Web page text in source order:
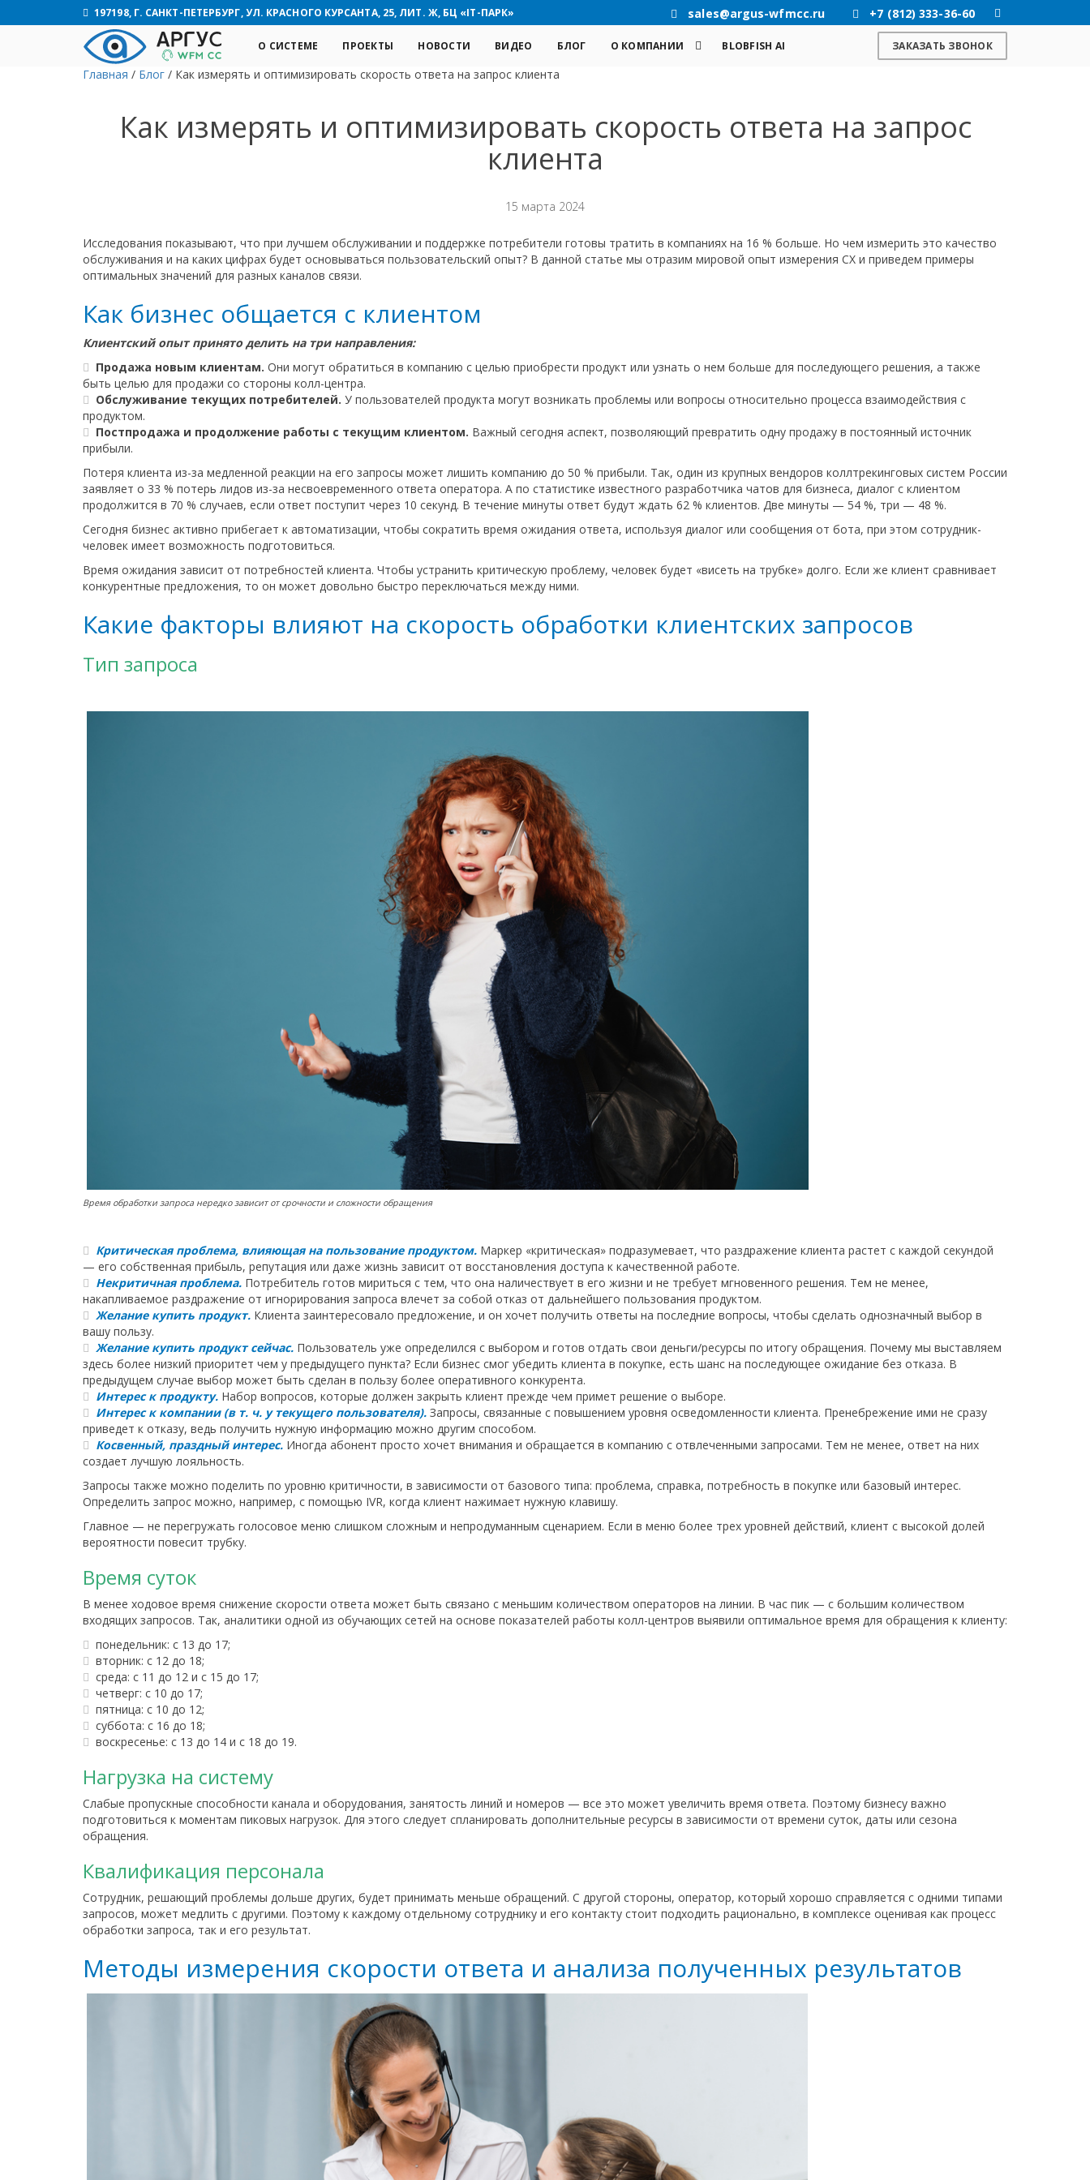
197198, Г. САНКТ-ПЕТЕРБУРГ, УЛ. КРАСНОГО КУРСАНТА, 25, ЛИТ. Ж, БЦ «IT-ПАРК» sales@argus-wfmcc.ru +7 (812) 333-36-60
О СИСТЕМЕ ПРОЕКТЫ НОВОСТИ ВИДЕО БЛОГ О КОМПАНИИ BLOBFISH AI ЗАКАЗАТЬ ЗВОНОК
Главная / Блог / Как измерять и оптимизировать скорость ответа на запрос клиента
Как измерять и оптимизировать скорость ответа на запрос
клиента
15 марта 2024
Исследования показывают, что при лучшем обслуживании и поддержке потребители готовы тратить в компаниях на 16 % больше. Но чем измерить это качество
обслуживания и на каких цифрах будет основываться пользовательский опыт? В данной статье мы отразим мировой опыт измерения CX и приведем примеры
оптимальных значений для разных каналов связи.
Как бизнес общается с клиентом
Клиентский опыт принято делить на три направления:
Продажа новым клиентам. Они могут обратиться в компанию с целью приобрести продукт или узнать о нем больше для последующего решения, а также
быть целью для продажи со стороны колл-центра.
Обслуживание текущих потребителей. У пользователей продукта могут возникать проблемы или вопросы относительно процесса взаимодействия с
продуктом.
Постпродажа и продолжение работы с текущим клиентом. Важный сегодня аспект, позволяющий превратить одну продажу в постоянный источник
прибыли.
Потеря клиента из-за медленной реакции на его запросы может лишить компанию до 50 % прибыли. Так, один из крупных вендоров коллтрекинговых систем России
заявляет о 33 % потерь лидов из-за несвоевременного ответа оператора. А по статистике известного разработчика чатов для бизнеса, диалог с клиентом
продолжится в 70 % случаев, если ответ поступит через 10 секунд. В течение минуты ответ будут ждать 62 % клиентов. Две минуты — 54 %, три — 48 %.
Сегодня бизнес активно прибегает к автоматизации, чтобы сократить время ожидания ответа, используя диалог или сообщения от бота, при этом сотрудник-
человек имеет возможность подготовиться.
Время ожидания зависит от потребностей клиента. Чтобы устранить критическую проблему, человек будет «висеть на трубке» долго. Если же клиент сравнивает
конкурентные предложения, то он может довольно быстро переключаться между ними.
Какие факторы влияют на скорость обработки клиентских запросов
Тип запроса
Время обработки запроса нередко зависит от срочности и сложности обращения
Критическая проблема, влияющая на пользование продуктом. Маркер «критическая» подразумевает, что раздражение клиента растет с каждой секундой
— его собственная прибыль, репутация или даже жизнь зависит от восстановления доступа к качественной работе.
Некритичная проблема. Потребитель готов мириться с тем, что она наличествует в его жизни и не требует мгновенного решения. Тем не менее,
накапливаемое раздражение от игнорирования запроса влечет за собой отказ от дальнейшего пользования продуктом.
Желание купить продукт. Клиента заинтересовало предложение, и он хочет получить ответы на последние вопросы, чтобы сделать однозначный выбор в
вашу пользу.
Желание купить продукт сейчас. Пользователь уже определился с выбором и готов отдать свои деньги/ресурсы по итогу обращения. Почему мы выставляем
здесь более низкий приоритет чем у предыдущего пункта? Если бизнес смог убедить клиента в покупке, есть шанс на последующее ожидание без отказа. В
предыдущем случае выбор может быть сделан в пользу более оперативного конкурента.
Интерес к продукту. Набор вопросов, которые должен закрыть клиент прежде чем примет решение о выборе.
Интерес к компании (в т. ч. у текущего пользователя). Запросы, связанные с повышением уровня осведомленности клиента. Пренебрежение ими не сразу
приведет к отказу, ведь получить нужную информацию можно другим способом.
Косвенный, праздный интерес. Иногда абонент просто хочет внимания и обращается в компанию с отвлеченными запросами. Тем не менее, ответ на них
создает лучшую лояльность.
Запросы также можно поделить по уровню критичности, в зависимости от базового типа: проблема, справка, потребность в покупке или базовый интерес.
Определить запрос можно, например, с помощью IVR, когда клиент нажимает нужную клавишу.
Главное — не перегружать голосовое меню слишком сложным и непродуманным сценарием. Если в меню более трех уровней действий, клиент с высокой долей
вероятности повесит трубку.
Время суток
В менее ходовое время снижение скорости ответа может быть связано с меньшим количеством операторов на линии. В час пик — с большим количеством
входящих запросов. Так, аналитики одной из обучающих сетей на основе показателей работы колл-центров выявили оптимальное время для обращения к клиенту:
понедельник: с 13 до 17;
вторник: с 12 до 18;
среда: с 11 до 12 и с 15 до 17;
четверг: с 10 до 17;
пятница: с 10 до 12;
суббота: с 16 до 18;
воскресенье: с 13 до 14 и с 18 до 19.
Нагрузка на систему
Слабые пропускные способности канала и оборудования, занятость линий и номеров — все это может увеличить время ответа. Поэтому бизнесу важно
подготовиться к моментам пиковых нагрузок. Для этого следует спланировать дополнительные ресурсы в зависимости от времени суток, даты или сезона
обращения.
Квалификация персонала
Сотрудник, решающий проблемы дольше других, будет принимать меньше обращений. С другой стороны, оператор, который хорошо справляется с одними типами
запросов, может медлить с другими. Поэтому к каждому отдельному сотруднику и его контакту стоит подходить рационально, в комплексе оценивая как процесс
обработки запроса, так и его результат.
Методы измерения скорости ответа и анализа полученных результатов